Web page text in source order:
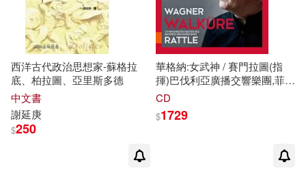
西洋古代政治思想家-蘇格拉
底、柏拉圖、亞里斯多德
中文書
謝延庚
$250
華格納:女武神 / 賽門拉圖(指
揮)巴伐利亞廣播交響樂團,菲多
洛娃(女高音),蓋布勒(女高音),
音),強斯頓(次女高音),庫爾曼
CD
$1729